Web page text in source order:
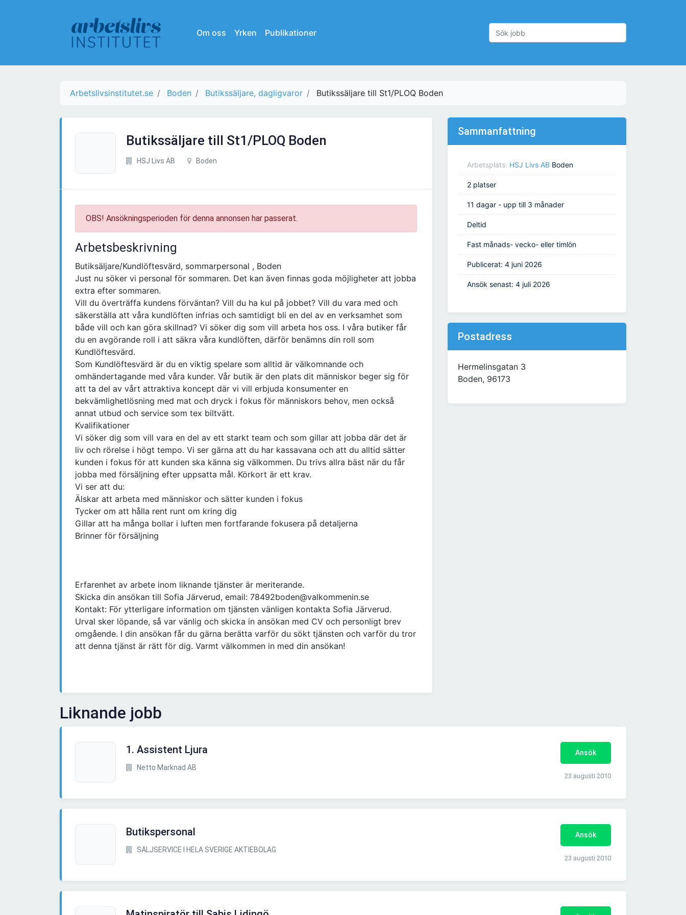
Om oss Yrken Publikationer
Arbetslivsinstitutet.se Boden Butikssäljare, dagligvaror Butikssäljare till St1/PLOQ Boden
Butikssäljare till St1/PLOQ Boden
HSJ Livs AB Boden
OBS! Ansökningsperioden för denna annonsen har passerat.
Arbetsbeskrivning
Butiksäljare/Kundlöftesvärd, sommarpersonal , Boden
Just nu söker vi personal för sommaren. Det kan även finnas goda möjligheter att jobba
extra efter sommaren.
Vill du överträffa kundens förväntan? Vill du ha kul på jobbet? Vill du vara med och
säkerställa att våra kundlöften infrias och samtidigt bli en del av en verksamhet som
både vill och kan göra skillnad? Vi söker dig som vill arbeta hos oss. I våra butiker får
du en avgörande roll i att säkra våra kundlöften, därför benämns din roll som
Kundlöftesvärd.
Som Kundlöftesvärd är du en viktig spelare som alltid är välkomnande och
omhändertagande med våra kunder. Vår butik är den plats dit människor beger sig för
att ta del av vårt attraktiva koncept där vi vill erbjuda konsumenter en
bekvämlighetlösning med mat och dryck i fokus för människors behov, men också
annat utbud och service som tex biltvätt.
Kvalifikationer
Vi söker dig som vill vara en del av ett starkt team och som gillar att jobba där det är
liv och rörelse i högt tempo. Vi ser gärna att du har kassavana och att du alltid sätter
kunden i fokus för att kunden ska känna sig välkommen. Du trivs allra bäst när du får
jobba med försäljning efter uppsatta mål. Körkort är ett krav.
Vi ser att du:
Älskar att arbeta med människor och sätter kunden i fokus
Tycker om att hålla rent runt om kring dig
Gillar att ha många bollar i luften men fortfarande fokusera på detaljerna
Brinner för försäljning
Erfarenhet av arbete inom liknande tjänster är meriterande.
Skicka din ansökan till Sofia Järverud, email: 78492boden@valkommenin.se
Kontakt: För ytterligare information om tjänsten vänligen kontakta Sofia Järverud.
Urval sker löpande, så var vänlig och skicka in ansökan med CV och personligt brev
omgående. I din ansökan får du gärna berätta varför du sökt tjänsten och varför du tror
att denna tjänst är rätt för dig. Varmt välkommen in med din ansökan!
Sammanfattning
Arbetsplats: HSJ Livs AB Boden
2 platser
11 dagar - upp till 3 månader
Deltid
Fast månads- vecko- eller timlön
Publicerat: 4 juni 2026
Ansök senast: 4 juli 2026
Postadress
Hermelinsgatan 3
Boden, 96173
Liknande jobb
1. Assistent Ljura
Netto Marknad AB
Ansök
23 augusti 2010
Butikspersonal
SÄLJSERVICE I HELA SVERIGE AKTIEBOLAG
Ansök
23 augusti 2010